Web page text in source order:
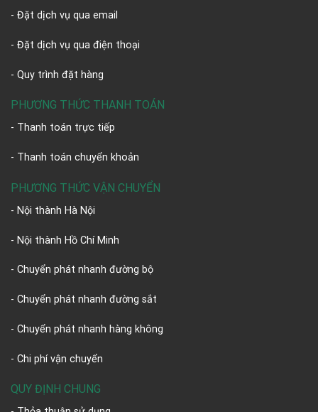
- Đặt dịch vụ qua email
- Đặt dịch vụ qua điện thoại
- Quy trình đặt hàng
PHƯƠNG THỨC THANH TOÁN
- Thanh toán trực tiếp
- Thanh toán chuyển khoản
PHƯƠNG THỨC VẬN CHUYỂN
- Nội thành Hà Nội
- Nội thành Hồ Chí Minh
- Chuyển phát nhanh đường bộ
- Chuyển phát nhanh đường sắt
- Chuyển phát nhanh hàng không
- Chi phí vận chuyển
QUY ĐỊNH CHUNG